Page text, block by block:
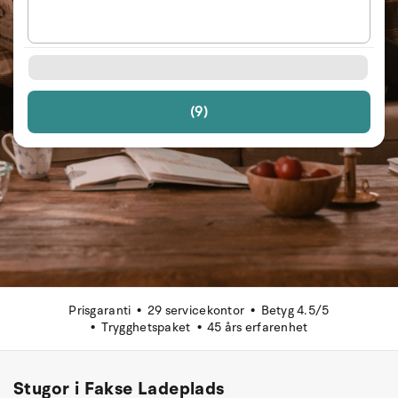
(9)
Prisgaranti 29 servicekontor
Betyg 4.5/5
Trygghetspaket
45 års erfarenhet
Stugor i Fakse Ladeplads